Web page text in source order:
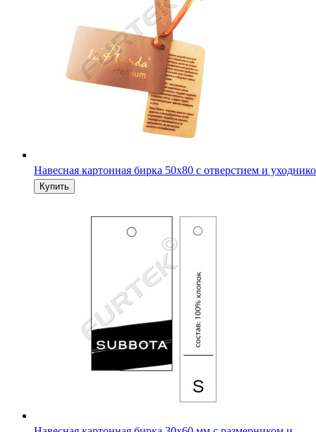
Навесная картонная бирка 50х80 с отверстием и